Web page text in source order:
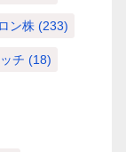
ン株 (233)
チ (18)